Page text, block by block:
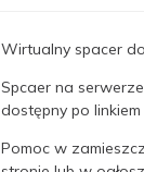
Wirtualny spacer
Spcaer na
dostępny po linkiem
Pomoc w